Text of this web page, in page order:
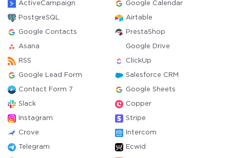
ActiveCampaign Google Calendar
PostgreSQL Airtable
Google Contacts PrestaShop
Asana Google Drive
RSS ClickUp
Google Lead Form Salesforce CRM
Contact Form 7 Google Sheets
Slack Copper
Instagram Stripe
Crove Intercom
Telegram Ecwid